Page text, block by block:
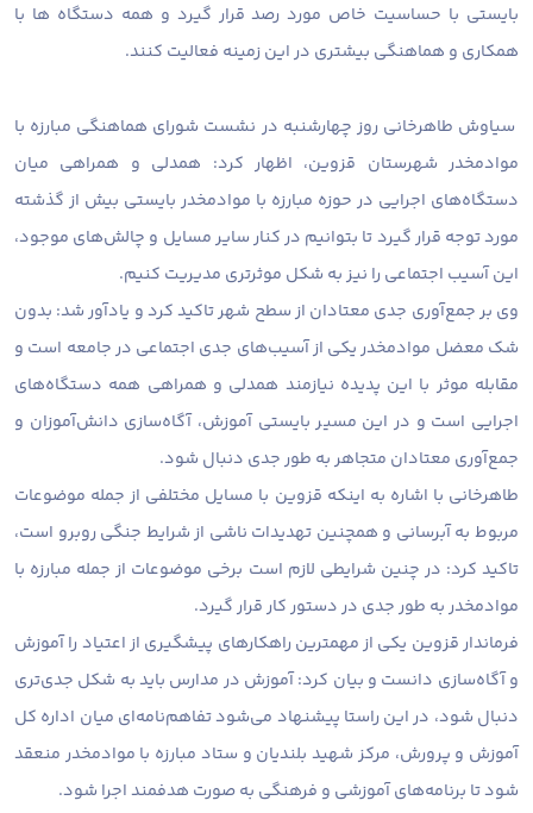
بایستی با حساسیت خاص مورد رصد قرار گیرد و همه دستگاه ها با
همکاری و هماهنگی بیشتری در این زمینه فعالیت کنند.
سیاوش طاهرخانی روز چهارشنبه در نشست شورای هماهنگی مبارزه با
موادمخدر شهرستان قزوین، اظهار کرد: همدلی و همراهی میان
دستگاه‌های اجرایی در حوزه مبارزه با موادمخدر بایستی بیش از گذشته
مورد توجه قرار گیرد تا بتوانیم در کنار سایر مسایل و چالش‌های موجود،
این آسیب اجتماعی را نیز به شکل موثرتری مدیریت کنیم.
وی بر جمع‌آوری جدی معتادان از سطح شهر تاکید کرد و یادآور شد: بدون
شک معضل موادمخدر یکی از آسیب‌های جدی اجتماعی در جامعه است و
مقابله موثر با این پدیده نیازمند همدلی و همراهی همه دستگاه‌های
اجرایی است و در این مسیر بایستی آموزش، آگاه‌سازی دانش‌آموزان و
جمع‌آوری معتادان متجاهر به طور جدی دنبال شود.
طاهرخانی با اشاره به اینکه قزوین با مسایل مختلفی از جمله موضوعات
مربوط به آبرسانی و همچنین تهدیدات ناشی از شرایط جنگی روبرو است،
تاکید کرد: در چنین شرایطی لازم است برخی موضوعات از جمله مبارزه با
موادمخدر به طور جدی در دستور کار قرار گیرد.
فرماندار قزوین یکی از مهمترین راهکارهای پیشگیری از اعتیاد را آموزش
و آگاه‌سازی دانست و بیان کرد: آموزش در مدارس باید به شکل جدی‌تری
دنبال شود، در این راستا پیشنهاد می‌شود تفاهم‌نامه‌ای میان اداره کل
آموزش و پرورش، مرکز شهید بلندیان و ستاد مبارزه با موادمخدر منعقد
شود تا برنامه‌های آموزشی و فرهنگی به صورت هدفمند اجرا شود.